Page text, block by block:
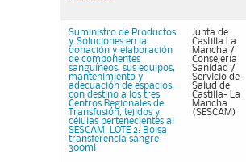
Suministro de Productos
y Soluciones en la
donación y elaboración
de componentes
sanguíneos, sus equipos,
mantenimiento y
adecuación de espacios,
con destino a los tres
Centros Regionales de
Transfusión, tejidos y
células pertenecientes al
SESCAM. LOTE 2: Bolsa
transferencia sangre
300ml
Junta de
Castilla La
Mancha /
Consejería
Sanidad /
Servicio de
Salud de
Castilla- La
Mancha
(SESCAM)